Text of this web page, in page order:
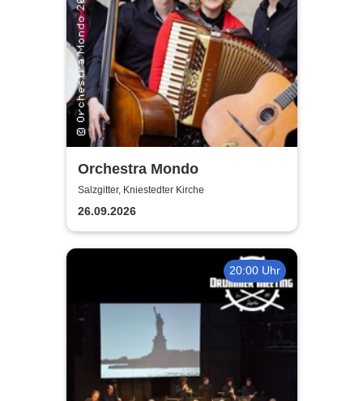
Orchestra Mondo
Salzgitter, Kniestedter Kirche
26.09.2026
20:00 Uhr